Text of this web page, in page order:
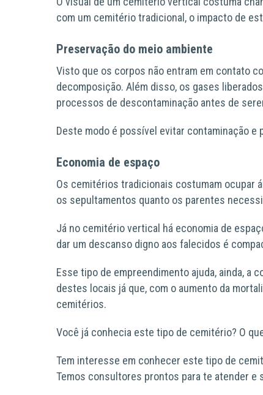
com um cemitério tradicional, o impacto de
Preservação do meio ambiente
Visto que os corpos não entram em contato
decomposição. Além disso, os gases
processos de descontaminação antes de
Deste modo é possível evitar contaminação e
Economia de espaço
Os cemitérios tradicionais costumam ocupar
os sepultamentos quanto os parentes
Já no cemitério vertical há economia de
dar um descanso digno aos falecidos é
Esse tipo de empreendimento ajuda, ainda,
destes locais já que, com o aumento da
cemitérios.
Você já conhecia este tipo de cemitério? O
Tem interesse em conhecer este tipo de
Temos consultores prontos para te atender e